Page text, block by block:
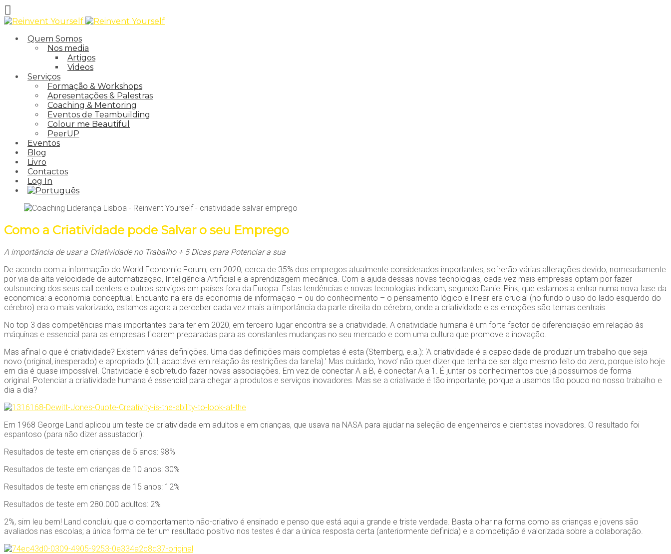
Quem Somos
Nos media
Artigos
Videos
Serviços
Formação & Workshops
Apresentações & Palestras
Coaching & Mentoring
Eventos de Teambuilding
Colour me Beautiful
PeerUP
Eventos
Blog
Livro
Contactos
Log In
Como a Criatividade pode Salvar o seu Emprego
A importância de usar a Criatividade no Trabalho + 5 Dicas para Potenciar a sua
De acordo com a informação do World Economic Forum, em 2020, cerca de 35% dos empregos atualmente considerados importantes, sofrerão várias alterações devido, nomeadamente
por via da alta velocidade de automatização, Inteligência Artificial e a aprendizagem mecânica. Com a ajuda dessas novas tecnologias, cada vez mais empresas optam por fazer
outsourcing dos seus call centers e outros serviços em países fora da Europa. Estas tendências e novas tecnologias indicam, segundo Daniel Pink, que estamos a entrar numa nova fase da
economica: a economia conceptual. Enquanto na era da economia de informação – ou do conhecimento – o pensamento lógico e linear era crucial (no fundo o uso do lado esquerdo do
cérebro) era o mais valorizado, estamos agora a perceber cada vez mais a importância da parte direita do cérebro, onde a criatividade e as emoções são temas centrais.
No top 3 das competências mais importantes para ter em 2020, em terceiro lugar encontra-se a criatividade. A criatividade humana é um forte factor de diferenciação em relação às
máquinas e essencial para as empresas ficarem preparadas para as constantes mudanças no seu mercado e com uma cultura que promove a inovação.
Mas afinal o que é criatividade? Existem várias definições. Uma das definições mais completas é esta (Sternberg, e.a.): ‘A criatividade é a capacidade de produzir um trabalho que seja
novo (original, inesperado) e apropriado (útil, adaptável em relação às restrições da tarefa).’ Mas cuidado, ‘novo’ não quer dizer que tenha de ser algo mesmo feito do zero, porque isto hoje
em dia é quase impossível. Criatividade é sobretudo fazer novas associações. Em vez de conectar A a B, é conectar A a 1. É juntar os conhecimentos que já possuimos de forma
original. Potenciar a criatividade humana é essencial para chegar a produtos e serviços inovadores. Mas se a criativade é tão importante, porque a usamos tão pouco no nosso trabalho e
dia a dia?
Em 1968 George Land aplicou um teste de criatividade em adultos e em crianças, que usava na NASA para ajudar na seleção de engenheiros e cientistas inovadores. O resultado foi
espantoso (para não dizer assustador!):
Resultados de teste em crianças de 5 anos: 98%
Resultados de teste em crianças de 10 anos: 30%
Resultados de teste em crianças de 15 anos: 12%
Resultados de teste em 280.000 adultos: 2%
2%, sim leu bem! Land concluiu que o comportamento não-criativo é ensinado e penso que está aqui a grande e triste verdade. Basta olhar na forma como as crianças e jovens são
avaliados nas escolas; a única forma de ter um resultado positivo nos testes é dar a única resposta certa (anteriormente definida) e a competição é valorizada sobre a colaboração.